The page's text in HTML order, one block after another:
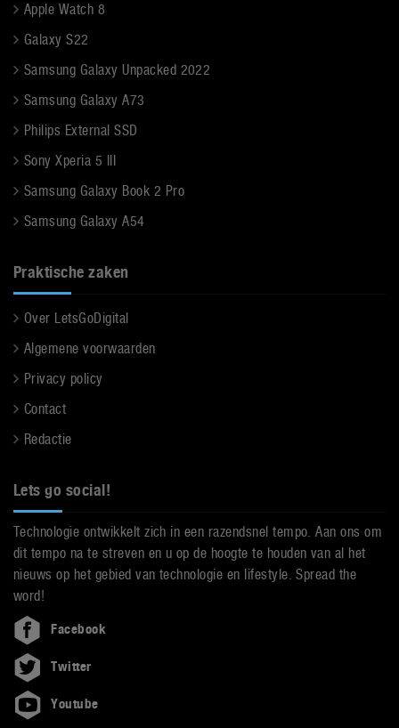
Apple Watch 8
Galaxy S22
Samsung Galaxy Unpacked 2022
Samsung Galaxy A73
Philips External SSD
Sony Xperia 5 III
Samsung Galaxy Book 2 Pro
Samsung Galaxy A54
Praktische zaken
Over LetsGoDigital
Algemene voorwaarden
Privacy policy
Contact
Redactie
Lets go social!
Technologie ontwikkelt zich in een razendsnel tempo. Aan ons om
dit tempo na te streven en u op de hoogte te houden van al het
nieuws op het gebied van technologie en lifestyle. Spread the
word!
Facebook
Twitter
Youtube